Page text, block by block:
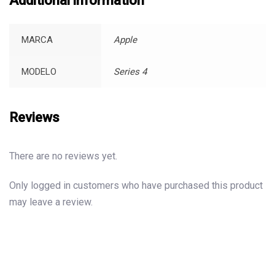
MARCA Apple
MODELO Series 4
Reviews
There are no reviews yet.
Only logged in customers who have purchased this product
may leave a review.